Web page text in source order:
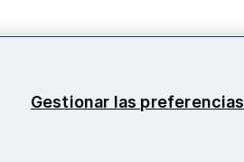
Gestionar las preferencias